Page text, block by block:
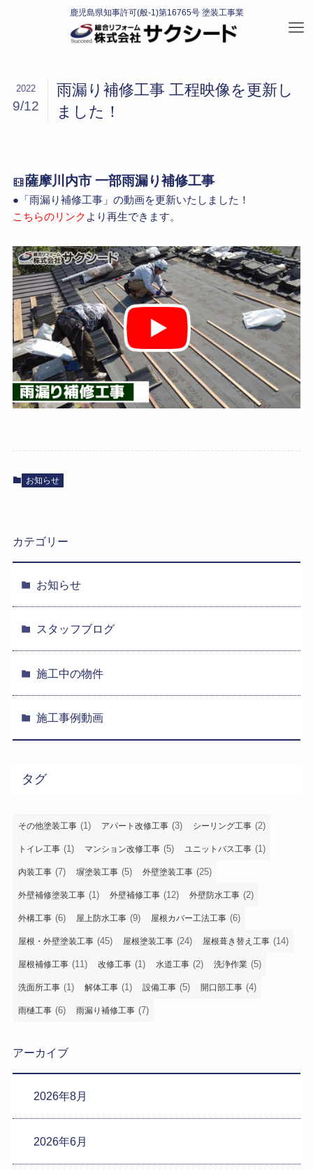
雨漏り補修工事 工程映像を更新し
ました！
2022
9/12
薩摩川内市 一部雨漏り補修工事
●「雨漏り補修工事」の動画を更新いたしました！
こちらのリンク より再生できます。
お知らせ
カテゴリー
お知らせ
スタッフブログ
施工中の物件
施工事例動画
タグ
その他塗装工事 (1) アパート改修工事 (3) シーリング工事 (2)
トイレ工事 (1) マンション改修工事 (5) ユニットバス工事 (1)
内装工事 (7) 塀塗装工事 (5) 外壁塗装工事 (25)
外壁補修塗装工事 (1) 外壁補修工事 (12) 外壁防水工事 (2)
外構工事 (6) 屋上防水工事 (9) 屋根カバー工法工事 (6)
屋根・外壁塗装工事 (45) 屋根塗装工事 (24) 屋根葺き替え工事 (14)
屋根補修工事 (11) 改修工事 (1) 水道工事 (2) 洗浄作業 (5)
洗面所工事 (1) 解体工事 (1) 設備工事 (5) 開口部工事 (4)
雨樋工事 (6) 雨漏り補修工事 (7)
アーカイブ
2026年8月
2026年6月